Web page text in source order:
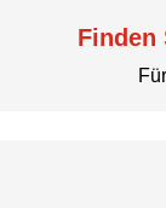
Finden